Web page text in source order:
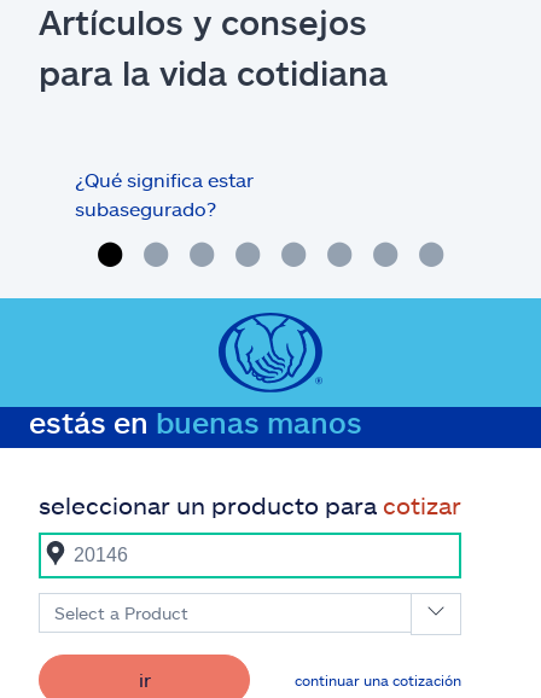
Artículos y consejos
para la vida cotidiana
¿Qué significa estar
subasegurado?
estás en buenas manos
seleccionar un producto para cotizar
Select a Product
ir continuar una cotización